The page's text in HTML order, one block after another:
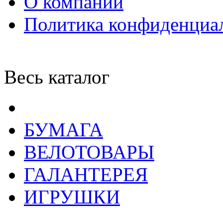
Политика
Весь каталог
БУМАГА
ВЕЛОТОВАРЫ
ГАЛАНТЕРЕЯ
ИГРУШКИ